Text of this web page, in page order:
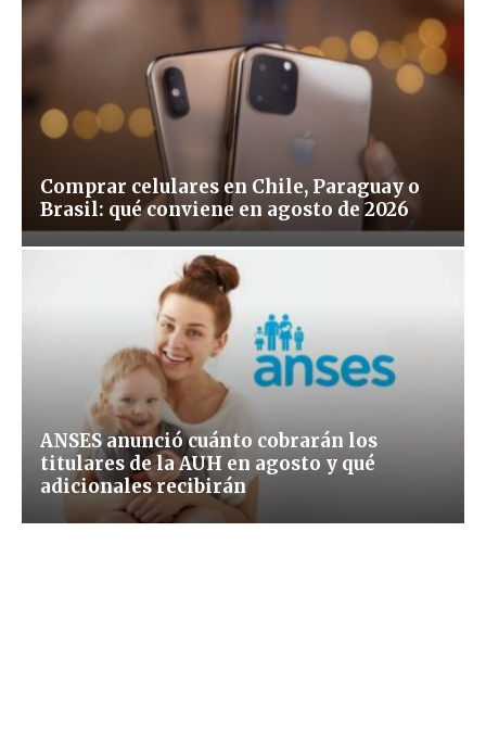
Comprar celulares en Chile, Paraguay o
Brasil: qué conviene en agosto de 2026
ANSES anunció cuánto cobrarán los
titulares de la AUH en agosto y qué
adicionales recibirán